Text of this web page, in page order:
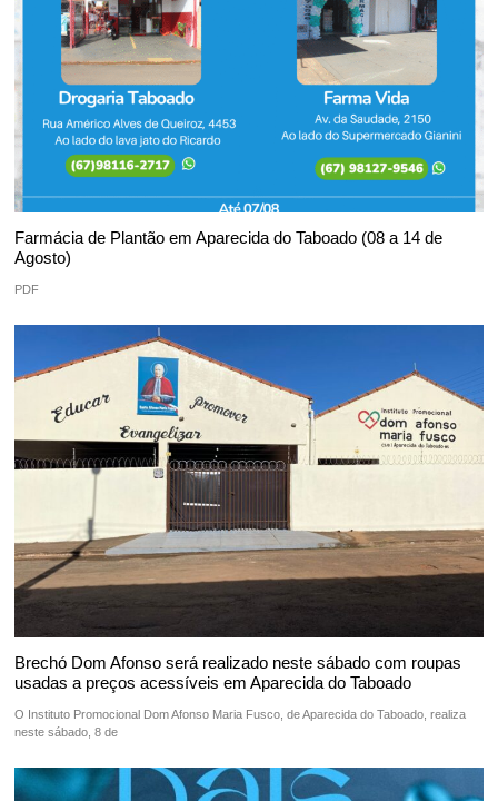
Farmácia de Plantão em Aparecida do Taboado (08 a 14 de
Agosto)
PDF
Brechó Dom Afonso será realizado neste sábado com roupas
usadas a preços acessíveis em Aparecida do Taboado
O Instituto Promocional Dom Afonso Maria Fusco, de Aparecida do Taboado, realiza
neste sábado, 8 de